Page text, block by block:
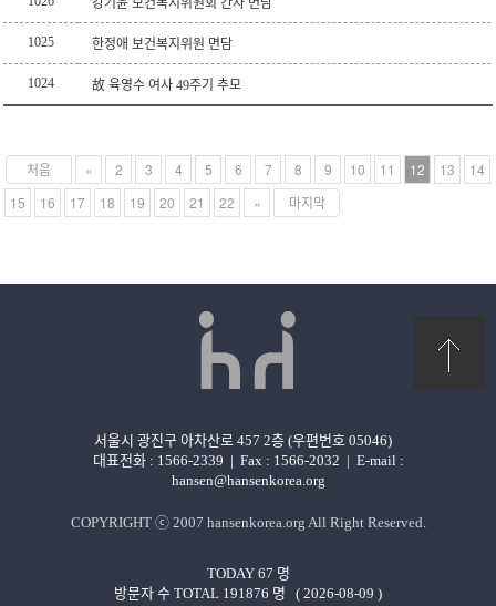
강기윤 보건복지위원회 간사 면담
1025 한정애 보건복지위원 면담
1024 故 육영수 여사 49주기 추모
처음 « 2 3 4 5 6 7 8 9 10 11 12 13
14
15
16 17 18 19 20 21 22 » 마지막
서울시 광진구 아차산로 457 2층 (우편번호 05046)
대표전화 : 1566-2339 | Fax : 1566-2032 | E-mail :
hansen@hansenkorea.org
COPYRIGHT ⓒ 2007 hansenkorea.org All Right Reserved.
TODAY 67 명
방문자 수 TOTAL 191876 명 ( 2026-08-09 )